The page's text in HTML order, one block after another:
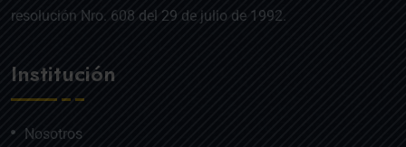
resolución Nro. 608 del 29 de julio de 1992.
Institución
Nosotros